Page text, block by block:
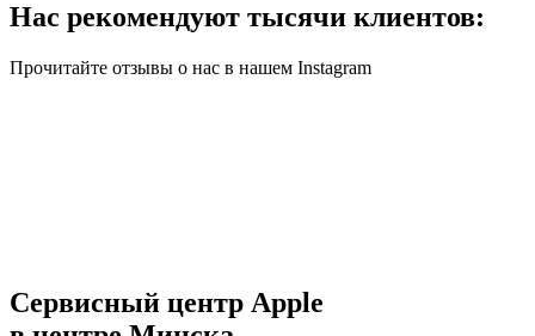
Нас рекомендуют тысячи клиентов:
Прочитайте отзывы о нас в нашем Instagram
Сервисный центр Apple